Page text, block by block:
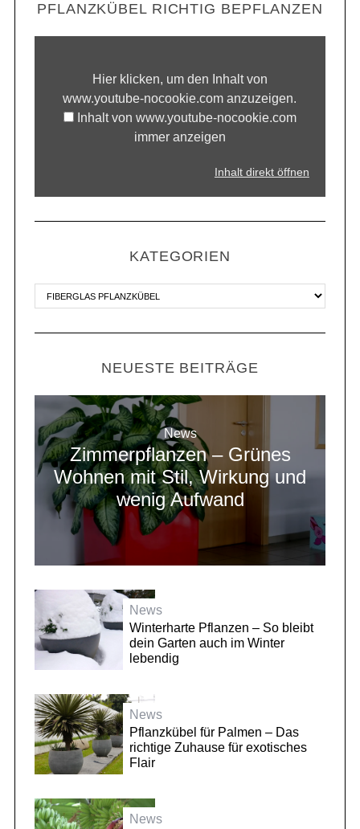
PFLANZKÜBEL RICHTIG BEPFLANZEN
Hier klicken, um den Inhalt von
www.youtube-nocookie.com anzuzeigen.
Inhalt von www.youtube-nocookie.com
immer anzeigen
Inhalt direkt öffnen
KATEGORIEN
NEUESTE BEITRÄGE
News
Zimmerpflanzen – Grünes
Wohnen mit Stil, Wirkung und
wenig Aufwand
News
Winterharte Pflanzen – So bleibt
dein Garten auch im Winter
lebendig
News
Pflanzkübel für Palmen – Das
richtige Zuhause für exotisches
Flair
News